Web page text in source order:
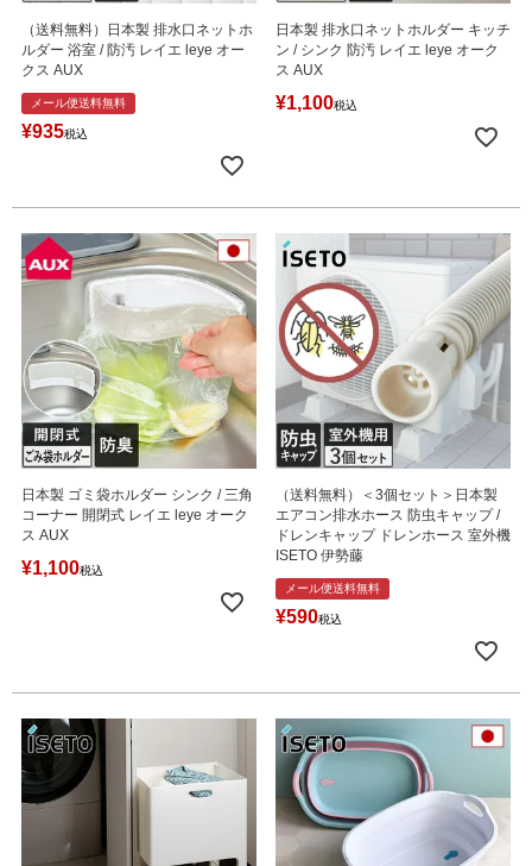
（送料無料）日本製 排水口ネットホ
ルダー 浴室 / 防汚 レイエ leye オー
クス AUX
メール便送料無料
¥935税込
日本製 排水口ネットホルダー キッチ
ン / シンク 防汚 レイエ leye オーク
ス AUX
¥1,100税込
日本製 ゴミ袋ホルダー シンク / 三角
コーナー 開閉式 レイエ leye オーク
ス AUX
¥1,100税込
（送料無料）＜3個セット＞日本製
エアコン排水ホース 防虫キャップ /
ドレンキャップ ドレンホース 室外機
ISETO 伊勢藤
メール便送料無料
¥590税込